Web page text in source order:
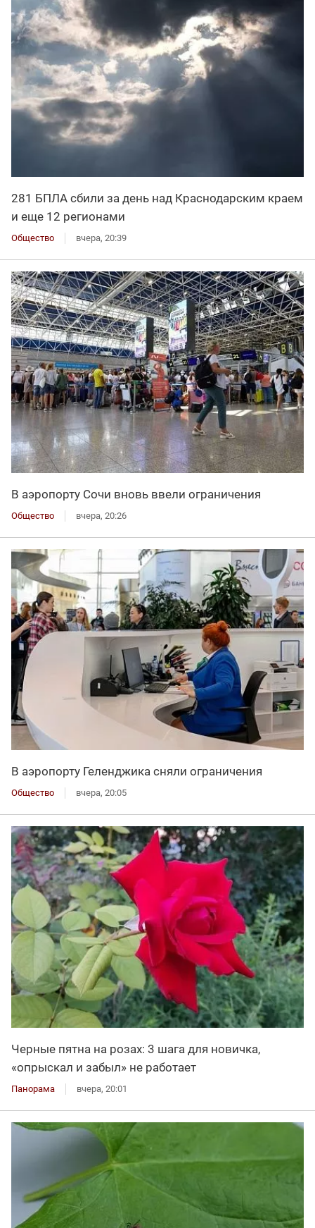
281 БПЛА сбили за день над Краснодарским краем
и еще 12 регионами
Общество вчера, 20:39
В аэропорту Сочи вновь ввели ограничения
Общество вчера, 20:26
В аэропорту Геленджика сняли ограничения
Общество вчера, 20:05
Черные пятна на розах: 3 шага для новичка,
«опрыскал и забыл» не работает
Панорама вчера, 20:01